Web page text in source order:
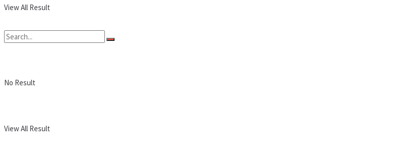
No Result
View All Result
View All Result